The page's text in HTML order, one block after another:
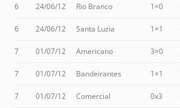
6 24/06/12 Rio Branco 1×0
6 24/06/12 Santa Luzia 1×1
7 01/07/12 Americano 3×0
7 01/07/12 Bandeirantes 1×1
7 01/07/12 Comercial 0x3